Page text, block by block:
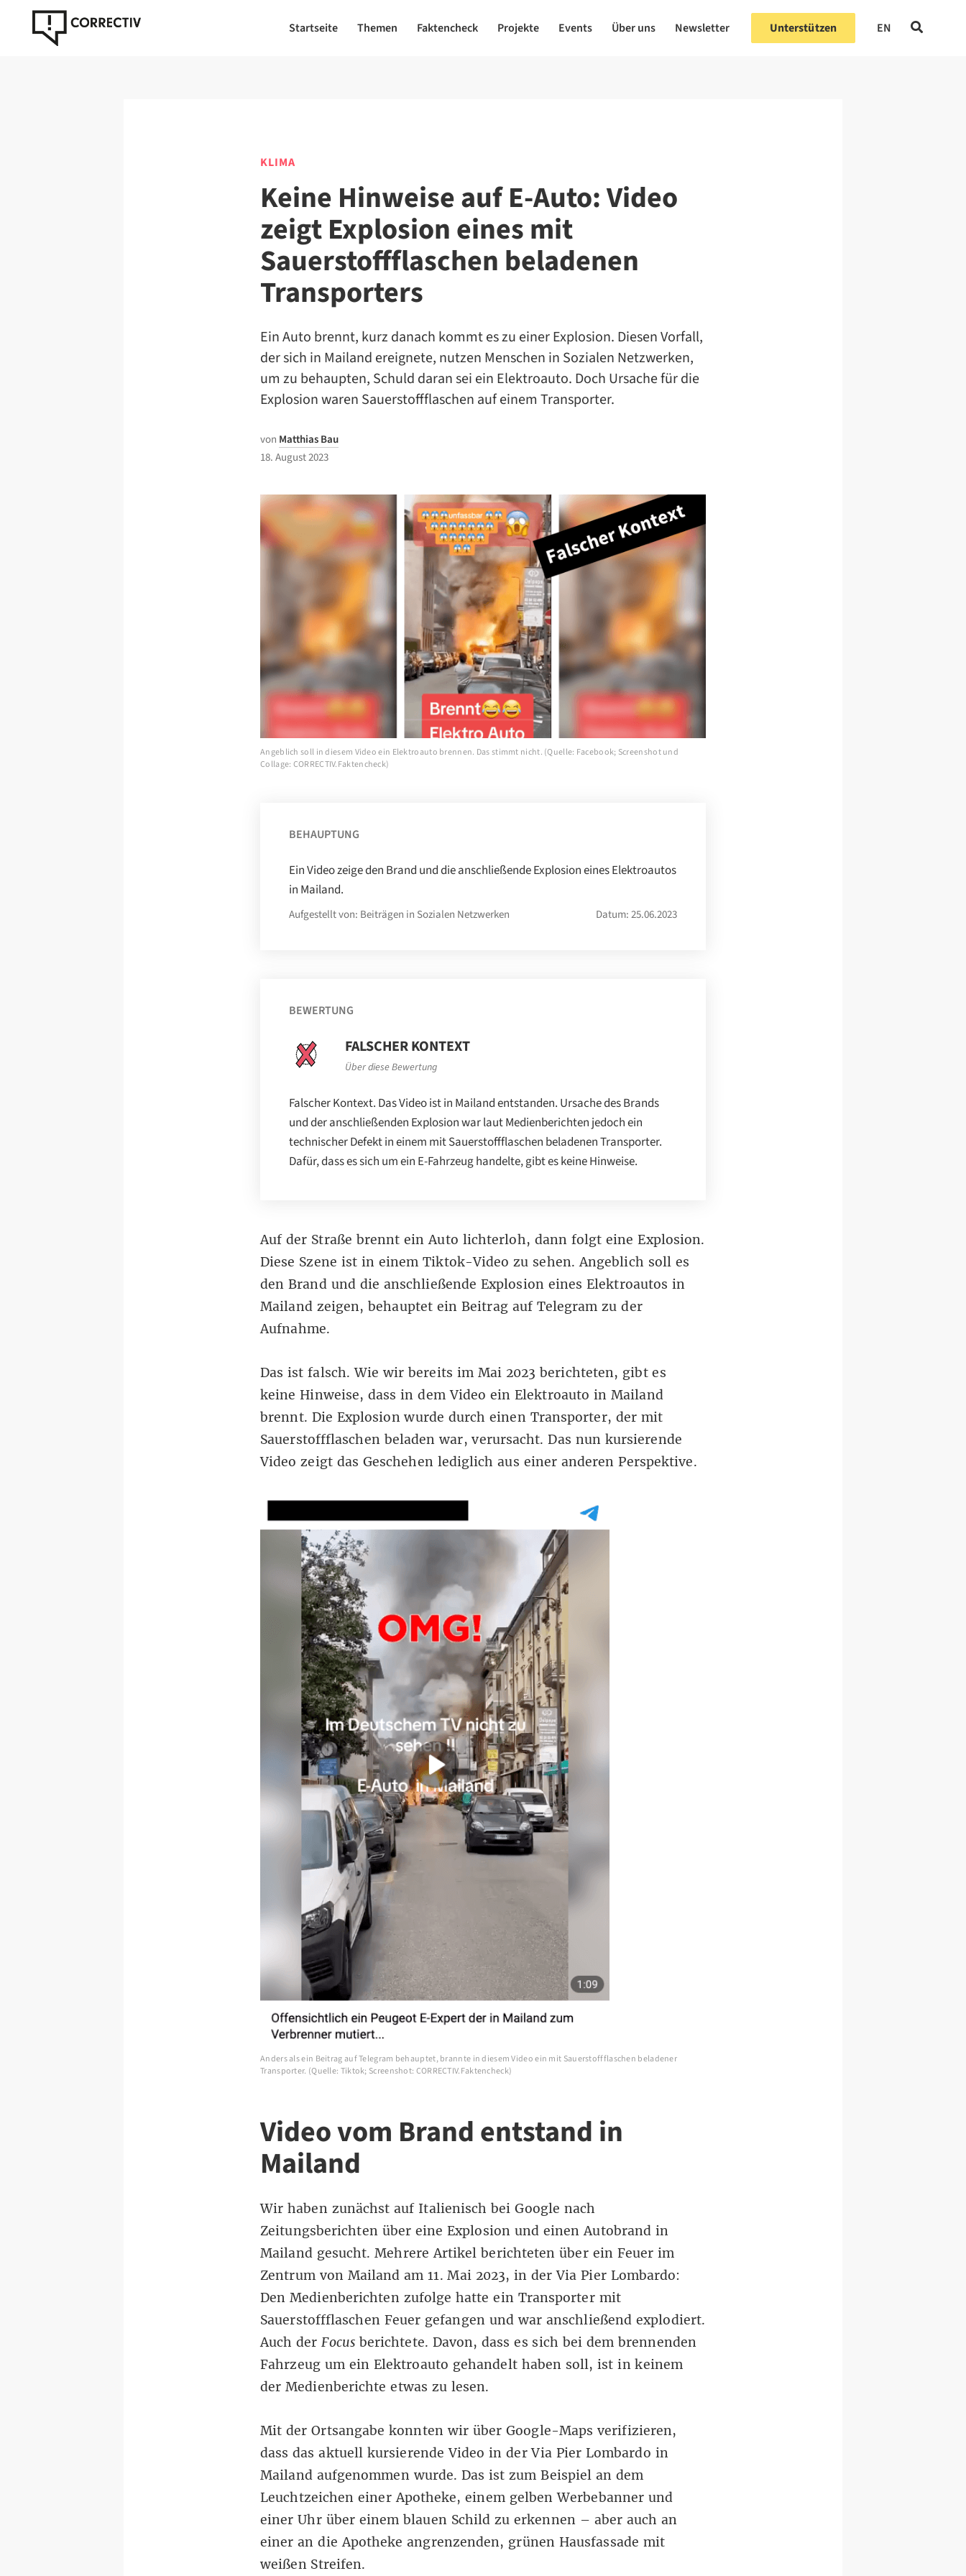
Startseite Themen Faktencheck Projekte Events Über uns Newsletter Unterstützen EN
KLIMA
Keine Hinweise auf E-Auto: Video
zeigt Explosion eines mit
Sauerstoffflaschen beladenen
Transporters
Ein Auto brennt, kurz danach kommt es zu einer Explosion. Diesen Vorfall,
der sich in Mailand ereignete, nutzen Menschen in Sozialen Netzwerken,
um zu behaupten, Schuld daran sei ein Elektroauto. Doch Ursache für die
Explosion waren Sauerstoffflaschen auf einem Transporter.
von Matthias Bau
18. August 2023
Angeblich soll in diesem Video ein Elektroauto brennen. Das stimmt nicht. (Quelle: Facebook; Screenshot und
Collage: CORRECTIV.Faktencheck)
BEHAUPTUNG
Ein Video zeige den Brand und die anschließende Explosion eines Elektroautos
in Mailand.
Aufgestellt von: Beiträgen in Sozialen Netzwerken Datum: 25.06.2023
BEWERTUNG
FALSCHER KONTEXT
Über diese Bewertung
Falscher Kontext. Das Video ist in Mailand entstanden. Ursache des Brands
und der anschließenden Explosion war laut Medienberichten jedoch ein
technischer Defekt in einem mit Sauerstoffflaschen beladenen Transporter.
Dafür, dass es sich um ein E-Fahrzeug handelte, gibt es keine Hinweise.
Auf der Straße brennt ein Auto lichterloh, dann folgt eine Explosion.
Diese Szene ist in einemTiktok-Video zu sehen. Angeblich soll es
den Brand und die anschließende Explosion eines Elektroautos in
Mailand zeigen, behauptet einBeitrag auf Telegram zu der
Aufnahme.
Das ist falsch. Wie wir bereits im Mai 2023 berichteten, gibt es
keine Hinweise, dass in dem Video ein Elektroauto in Mailand
brennt. Die Explosion wurde durch einen Transporter, der mit
Sauerstoffflaschen beladen war, verursacht. Das nun kursierende
Video zeigt das Geschehen lediglich aus einer anderen Perspektive.
Anders als ein Beitrag auf Telegram behauptet, brannte in diesem Video ein mit Sauerstoffflaschen beladener
Transporter. (Quelle: Tiktok; Screenshot: CORRECTIV.Faktencheck)
Video vom Brand entstand in
Mailand
Wir haben zunächst auf Italienisch bei Google nach
Zeitungsberichten über eine Explosion und einen Autobrand in
Mailand gesucht.Mehrere Artikel berichteten über ein Feuer im
Zentrum von Mailand am 11. Mai 2023, in der Via Pier Lombardo:
Den Medienberichten zufolge hatte ein Transporter mit
Sauerstoffflaschen Feuer gefangen und war anschließend explodiert.
Auch derFocusberichtete. Davon, dass es sich bei dem brennenden
Fahrzeug um ein Elektroauto gehandelt haben soll, ist in keinem
der Medienberichte etwas zu lesen.
Mit der Ortsangabe konnten wir über Google-Maps verifizieren,
dass das aktuell kursierende Video in der Via Pier Lombardo in
Mailand aufgenommen wurde. Das ist zum Beispiel an dem
Leuchtzeichen einer Apotheke, einem gelben Werbebanner und
einer Uhr über einem blauen Schild zu erkennen – aber auch an
einer an die Apotheke angrenzenden, grünen Hausfassade mit
weißen Streifen.